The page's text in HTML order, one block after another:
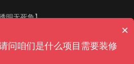
明无死角】
统” ，将装修拆分为数百个细项。这种
价”的模糊地带，更让您能清晰地对比
×
问咱们是什么项目需要装修